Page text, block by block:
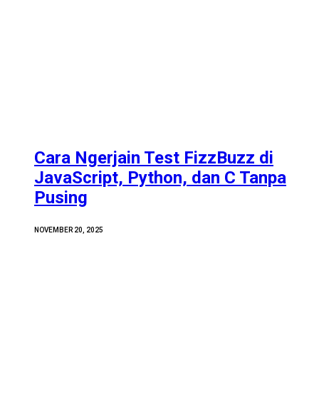
Cara Ngerjain Test FizzBuzz di
JavaScript, Python, dan C Tanpa
Pusing
NOVEMBER 20, 2025